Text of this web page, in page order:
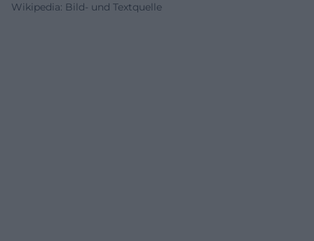
Wikipedia: Bild- und Textquelle